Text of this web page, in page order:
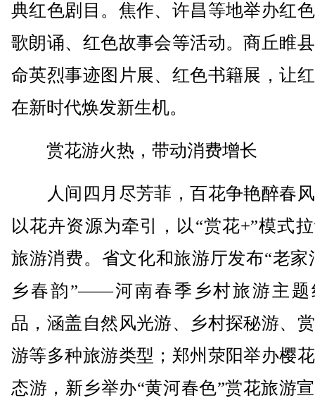
典红色剧目。焦作、许昌等地举办红
歌朗诵、红色故事会等活动。商丘睢
命英烈事迹图片展、红色书籍展，让
在新时代焕发新生机。
赏花游火热，带动消费增长
人间四月尽芳菲，百花争艳醉春
以花卉资源为牵引，以“赏花+”模式
旅游消费。省文化和旅游厅发布“老家
乡春韵”——河南春季乡村旅游主题
品，涵盖自然风光游、乡村探秘游、
游等多种旅游类型；郑州荥阳举办樱
态游，新乡举办“黄河春色”赏花旅游